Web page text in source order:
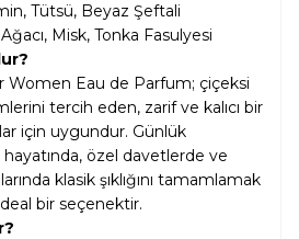
Tütsü, Beyaz Şeftali
Misk, Tonka Fasulyesi
Women Eau de Parfum; çiçeksi
tercih eden, zarif ve kalıcı bir
için uygundur. Günlük
hayatında, özel davetlerde ve
klasik şıklığını tamamlamak
bir seçenektir.